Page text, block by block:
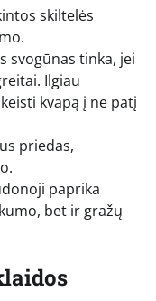
skiltelės
svogūnas tinka, jei
Ilgiau
kvapą į ne patį
priedas,
paprika
bet ir gražų